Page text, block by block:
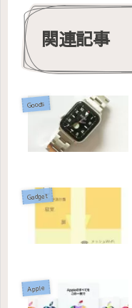
関連記事
Goods
Gadget
Apple